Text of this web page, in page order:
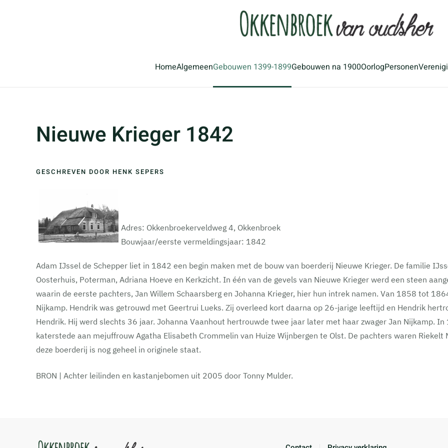
HomeAlgemeenGebouwen 1399-1899Gebouwen na 1900OorlogPersonen
Nieuwe Krieger 1842
GESCHREVEN DOOR HENK SEPERS
Adres: Okkenbroekerveldweg 4, Okkenbroek
Bouwjaar/eerste vermeldingsjaar: 1842
Adam IJssel de Schepper liet in 1842 een begin maken met de bouw van boerderij Nieuwe Krieger. De familie
Oosterhuis, Poterman, Adriana Hoeve en Kerkzicht. In één van de gevels van Nieuwe Krieger werd een steen
waarin de eerste pachters, Jan Willem Schaarsberg en Johanna Krieger, hier hun intrek namen. Van 1858 tot
Nijkamp. Hendrik was getrouwd met Geertrui Lueks. Zij overleed kort daarna op 26-jarige leeftijd en Hendrik
Hendrik. Hij werd slechts 36 jaar. Johanna Vaanhout hertrouwde twee jaar later met haar zwager Jan Nijkamp.
katerstede aan mejuffrouw Agatha Elisabeth Crommelin van Huize Wijnbergen te Olst. De pachters waren
deze boerderij is nog geheel in originele staat.
BRON | Achter leilinden en kastanjebomen uit 2005 door Tonny Mulder.